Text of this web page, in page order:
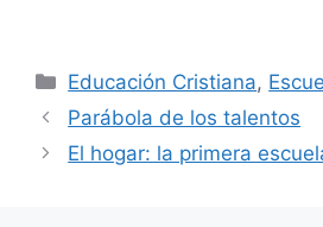
Educación Cristiana,
Parábola de los talentos
El hogar: la primera